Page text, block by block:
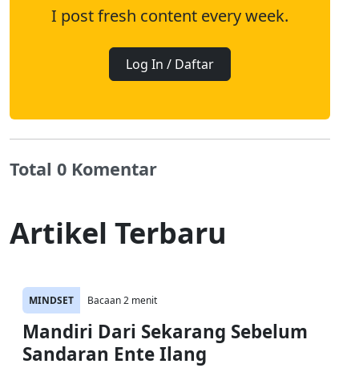
I post fresh content every week.
Log In / Daftar
Total 0 Komentar
Artikel Terbaru
MINDSET Bacaan 2 menit
Mandiri Dari Sekarang Sebelum
Sandaran Ente Ilang